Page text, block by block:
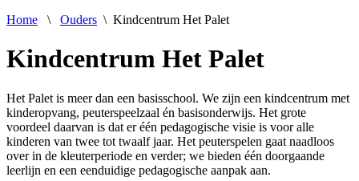
Home
\ Ouders \ Kindcentrum Het Palet
Kindcentrum Het Palet
Het Palet is meer dan een basisschool. We zijn een kindcentrum met
kinderopvang, peuterspeelzaal én basisonderwijs. Het grote
voordeel daarvan is dat er één pedagogische visie is voor alle
kinderen van twee tot twaalf jaar. Het peuterspelen gaat naadloos
over in de kleuterperiode en verder; we bieden één doorgaande
leerlijn en een eenduidige pedagogische aanpak aan.